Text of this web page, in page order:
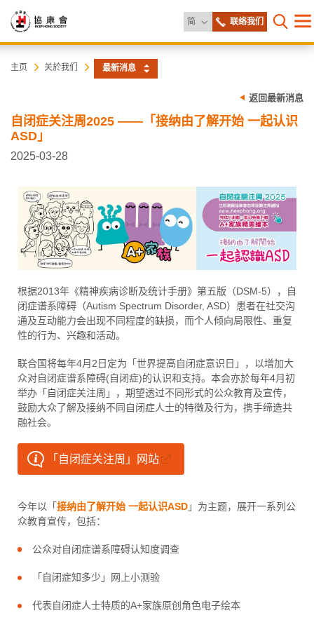
简 更改语言联络我们
打开目
协
会
主页 关於我们 最新消息
返回最新消息
自闭症关注周2025 ——「接纳由了解开始 一起认识
ASD」
2025-03-28
根据2013年《精神疾病诊断及统计手册》第五版（DSM-5），自
闭症谱系障碍（Autism Spectrum Disorder, ASD）患者在社交沟
通及互动能力会出现不同程度的缺损，而个人倾向局限性、重复
性的行为、兴趣和活动。
联合国将每年4月2日定为「世界提高自闭症意识日」，以增加大
众对自闭症谱系障碍(自闭症)的认识和支持。本会亦於每年4月初
举办「自闭症关注周」，期望透过不同形式的公众教育及宣传，
鼓励大众了解及接纳不同自闭症人士的特徵及行为，携手缔造共
融社会。
「自闭症关注周」网站
今年以「接纳由了解开始 一起认识ASD 」为主题，展开一系列公
众教育宣传，包括：
公众对自闭症谱系障碍认知度调查
「自闭症知多少」网上小测验
代表自闭症人士特质的A+家族原创角色电子绘本